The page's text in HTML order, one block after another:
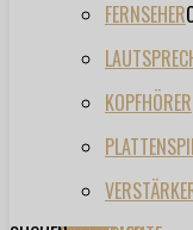
FERNSEHER
KOPFHÖRER